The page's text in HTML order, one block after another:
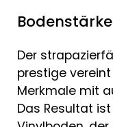
Der
prestige
Merkmale mit
Das Resultat